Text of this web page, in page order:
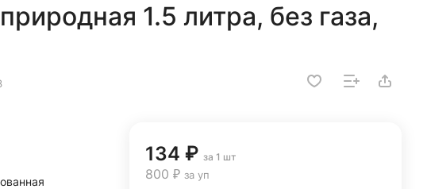
1.5 литра, без газа,
134 ₽ за 1 шт
800 ₽ за уп